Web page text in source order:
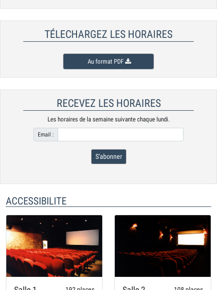
TÉLECHARGEZ LES HORAIRES
Au format PDF
RECEVEZ LES HORAIRES
Les horaires de la semaine suivante chaque lundi.
Email :
S'abonner
ACCESSIBILITE